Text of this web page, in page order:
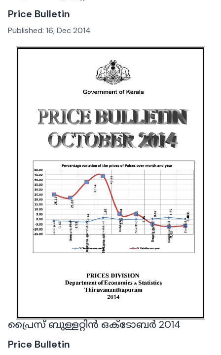
Price Bulletin
Published: 16, Dec 2014
പ്രൈസ് ബുള്ളറ്റിൻ ഒക്ടോബർ 2014
Price Bulletin